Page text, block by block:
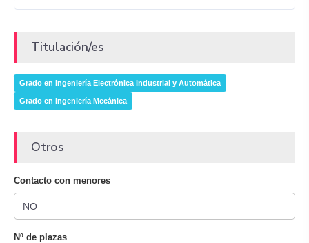
Titulación/es
Grado en Ingeniería Electrónica Industrial y Automática
Grado en Ingeniería Mecánica
Otros
Contacto con menores
Nº de plazas